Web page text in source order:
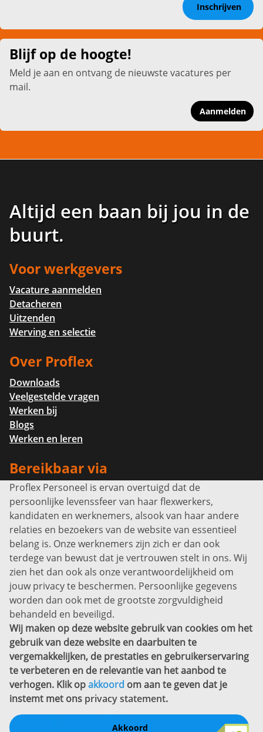
Inschrijven
Blijf op de hoogte!
Meld je aan en ontvang de nieuwste vacatures per
mail.
Aanmelden
Altijd een baan bij jou in de
buurt.
Voor werkgevers
Vacature aanmelden
Detacheren
Uitzenden
Werving en selectie
Over Proflex
Downloads
Veelgestelde vragen
Werken bij
Blogs
Werken en leren
Bereikbaar via
Info@proflexpersoneel.nl
Bel ons:+31 (0)85 0450040
Prins Willem-Alexanderlaan 301
7311 SW Apeldoorn
Disclaimer
Privacyverklaring
Sitemap
Copyright
Bekijk ook eens
Proflex Personeel is ervan overtuigd dat de
persoonlijke levenssfeer van haar flexwerkers,
kandidaten en werknemers, alsook van haar andere
relaties en bezoekers van de website van essentieel
belang is. Onze werknemers zijn zich er dan ook
terdege van bewust dat je vertrouwen stelt in ons. Wij
zien het dan ook als onze verantwoordelijkheid om
jouw privacy te beschermen. Persoonlijke gegevens
worden dan ook met de grootste zorgvuldigheid
behandeld en beveiligd.
Wij maken op deze website gebruik van cookies om het
gebruik van deze website en daarbuiten te
vergemakkelijken, de prestaties en gebruikerservaring
te verbeteren en de relevantie van het aanbod te
verhogen. Klik opakkoord om aan te geven dat je
instemt met ons privacy statement.
Akkoord